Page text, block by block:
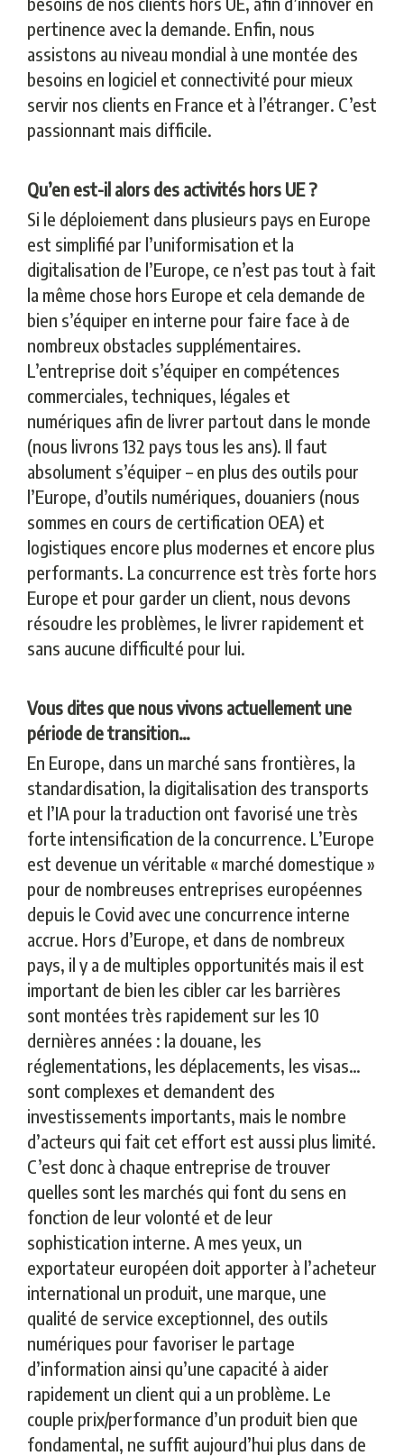
pertinence avec la demande. Enfin, nous
assistons au niveau mondial à une montée des
besoins en logiciel et connectivité pour mieux
servir nos clients en France et à l’étranger. C’est
passionnant mais difficile.
Qu’en est-il alors des activités hors UE ?
Si le déploiement dans plusieurs pays en Europe
est simplifié par l’uniformisation et la
digitalisation de l’Europe, ce n’est pas tout à fait
la même chose hors Europe et cela demande de
bien s’équiper en interne pour faire face à de
nombreux obstacles supplémentaires.
L’entreprise doit s’équiper en compétences
commerciales, techniques, légales et
numériques afin de livrer partout dans le monde
(nous livrons 132 pays tous les ans). Il faut
absolument s’équiper – en plus des outils pour
l’Europe, d’outils numériques, douaniers (nous
sommes en cours de certification OEA) et
logistiques encore plus modernes et encore plus
performants. La concurrence est très forte hors
Europe et pour garder un client, nous devons
résoudre les problèmes, le livrer rapidement et
sans aucune difficulté pour lui.
Vous dites que nous vivons actuellement une
période de transition…
En Europe, dans un marché sans frontières, la
standardisation, la digitalisation des transports
et l’IA pour la traduction ont favorisé une très
forte intensification de la concurrence. L’Europe
est devenue un véritable « marché domestique »
pour de nombreuses entreprises européennes
depuis le Covid avec une concurrence interne
accrue. Hors d’Europe, et dans de nombreux
pays, il y a de multiples opportunités mais il est
important de bien les cibler car les barrières
sont montées très rapidement sur les 10
dernières années : la douane, les
réglementations, les déplacements, les visas…
sont complexes et demandent des
investissements importants, mais le nombre
d’acteurs qui fait cet effort est aussi plus limité.
C’est donc à chaque entreprise de trouver
quelles sont les marchés qui font du sens en
fonction de leur volonté et de leur
sophistication interne. A mes yeux, un
exportateur européen doit apporter à l’acheteur
international un produit, une marque, une
qualité de service exceptionnel, des outils
numériques pour favoriser le partage
d’information ainsi qu’une capacité à aider
rapidement un client qui a un problème. Le
couple prix/performance d’un produit bien que
fondamental, ne suffit aujourd’hui plus dans de